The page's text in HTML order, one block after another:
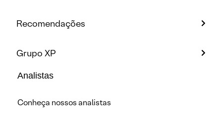
Recomendações
Grupo XP
Analistas
Conheça nossos analistas